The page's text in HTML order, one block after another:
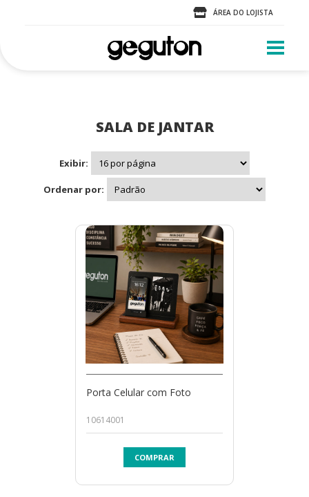
ÁREA DO LOJISTA
SALA DE JANTAR
Exibir:
Ordenar por:
Porta Celular com Foto
10614001
COMPRAR